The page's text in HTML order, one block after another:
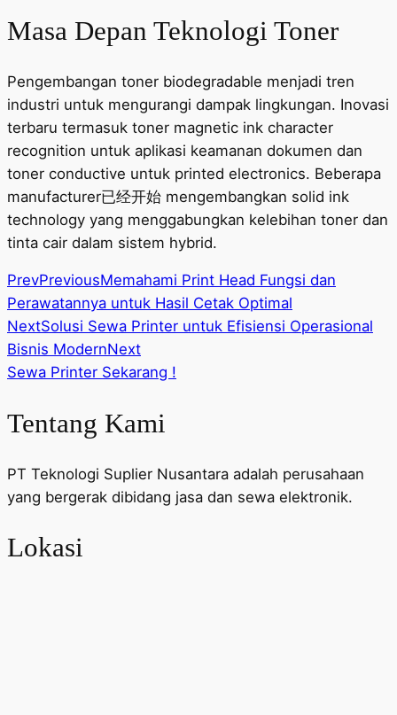
Masa Depan Teknologi Toner
Pengembangan toner biodegradable menjadi tren
industri untuk mengurangi dampak lingkungan. Inovasi
terbaru termasuk toner magnetic ink character
recognition untuk aplikasi keamanan dokumen dan
toner conductive untuk printed electronics. Beberapa
manufacturer已经开始 mengembangkan solid ink
technology yang menggabungkan kelebihan toner dan
tinta cair dalam sistem hybrid.
PrevPreviousMemahami Print Head Fungsi dan
Perawatannya untuk Hasil Cetak Optimal
NextSolusi Sewa Printer untuk Efisiensi Operasional
Bisnis ModernNext
Sewa Printer Sekarang !
Tentang Kami
PT Teknologi Suplier Nusantara adalah perusahaan
yang bergerak dibidang jasa dan sewa elektronik.
Lokasi